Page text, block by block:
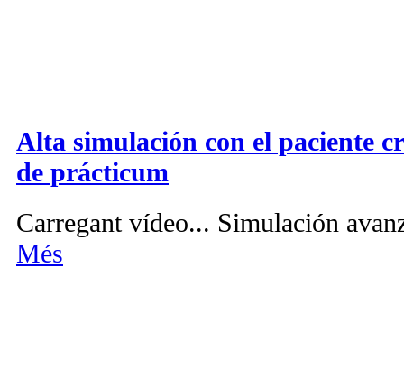
Alta simulación con el paciente
de prácticum
Carregant vídeo... Simulación
Més